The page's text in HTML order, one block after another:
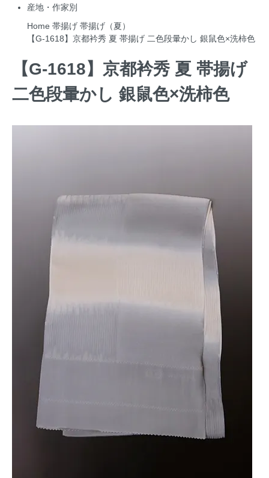
産地・作家別
Home 帯揚げ 帯揚げ（夏）
【G-1618】京都衿秀 夏 帯揚げ 二色段暈かし 銀鼠色×洗柿色
【G-1618】京都衿秀 夏 帯揚げ
二色段暈かし 銀鼠色×洗柿色